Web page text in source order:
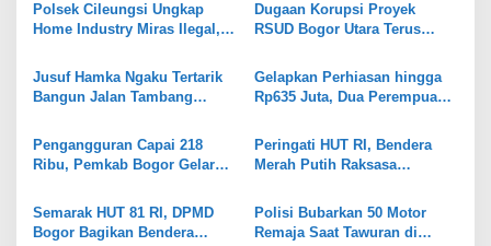
i
o
Polsek Cileungsi Ungkap
Home Industry Miras Ilegal,
Dugaan Korupsi Proyek
RSUD Bogor Utara Terus
Kejari
Jusuf Hamka Ngaku Tertarik
Bangun Jalan Tambang
Gelapkan Perhiasan hingga
Rp635 Juta, Dua Perempuan
Ditangkap
Pengangguran Capai 218
Ribu, Pemkab Bogor Gelar
Peringati HUT RI, Bendera
Merah Putih Raksasa
Pakansari
Semarak HUT 81 RI, DPMD
Bogor Bagikan Bendera
Polisi Bubarkan 50 Motor
Remaja Saat Tawuran di